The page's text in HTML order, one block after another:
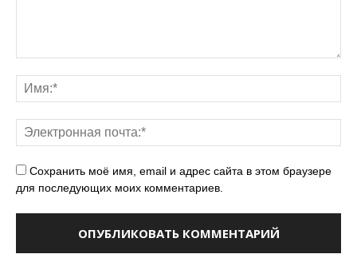
Сохранить моё имя, email и адрес сайта в этом браузере
для последующих моих комментариев.